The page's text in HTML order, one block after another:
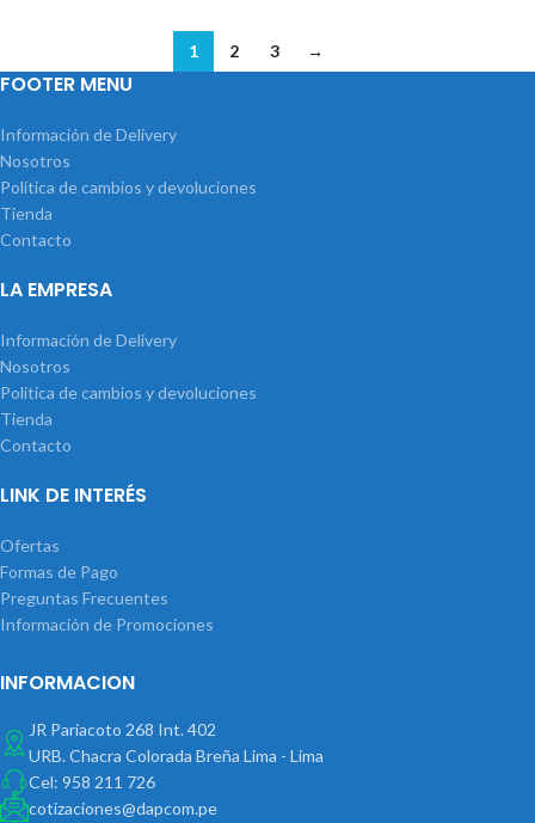
1 2 3 →
FOOTER MENU
Información de Delivery
Nosotros
Política de cambios y devoluciones
Tienda
Contacto
LA EMPRESA
Información de Delivery
Nosotros
Política de cambios y devoluciones
Tienda
Contacto
LINK DE INTERÉS
Ofertas
Formas de Pago
Preguntas Frecuentes
Información de Promociones
INFORMACION
JR Pariacoto 268 Int. 402
URB. Chacra Colorada Breña Lima - Lima
Cel: 958 211 726
cotizaciones@dapcom.pe